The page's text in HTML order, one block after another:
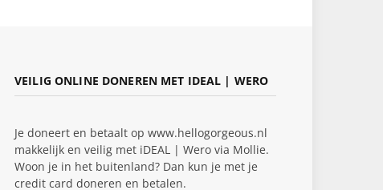
VEILIG ONLINE DONEREN MET IDEAL | WERO
Je doneert en betaalt op www.hellogorgeous.nl
makkelijk en veilig met iDEAL | Wero via Mollie.
Woon je in het buitenland? Dan kun je met je
credit card doneren en betalen.